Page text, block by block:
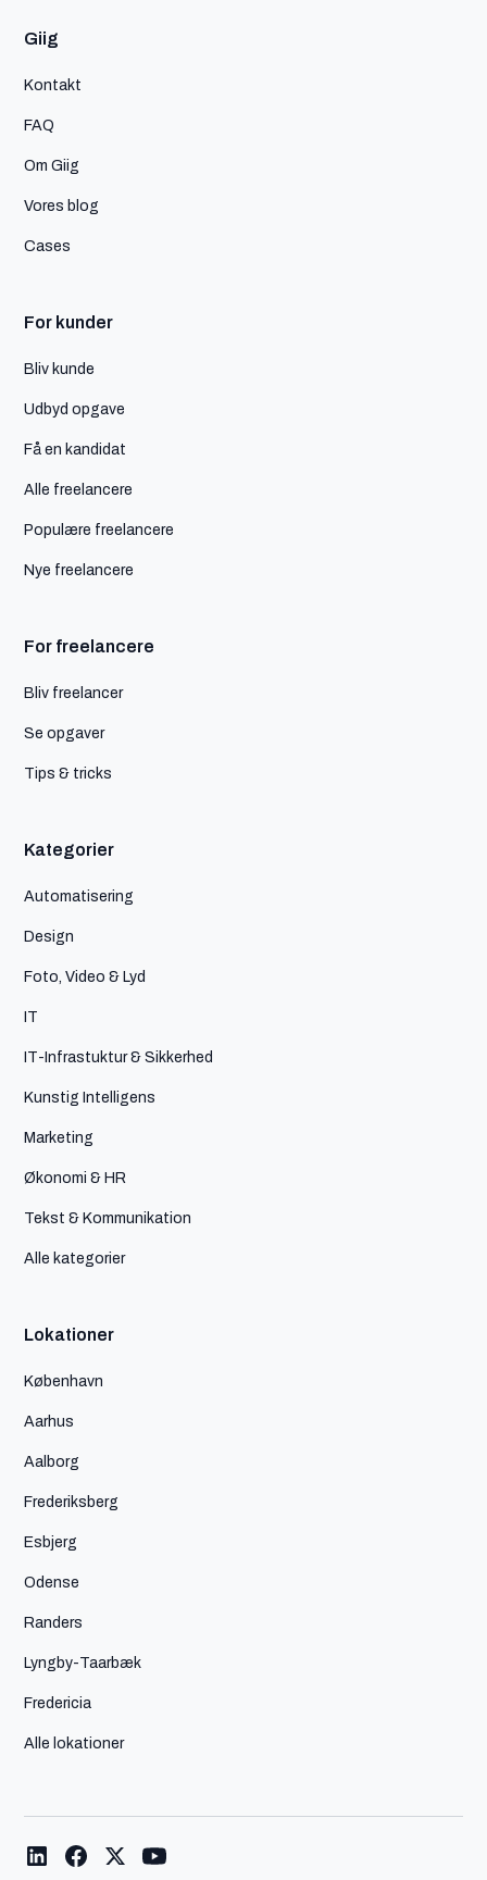
Giig
Kontakt
FAQ
Om Giig
Vores blog
Cases
For kunder
Bliv kunde
Udbyd opgave
Få en kandidat
Alle freelancere
Populære freelancere
Nye freelancere
For freelancere
Bliv freelancer
Se opgaver
Tips & tricks
Kategorier
Automatisering
Design
Foto, Video & Lyd
IT
IT-Infrastuktur & Sikkerhed
Kunstig Intelligens
Marketing
Økonomi & HR
Tekst & Kommunikation
Alle kategorier
Lokationer
København
Aarhus
Aalborg
Frederiksberg
Esbjerg
Odense
Randers
Lyngby-Taarbæk
Fredericia
Alle lokationer